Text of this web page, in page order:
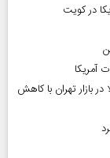
در کویت
آمریکا
| افت قیمت طلا در بازار تهران با کاهش